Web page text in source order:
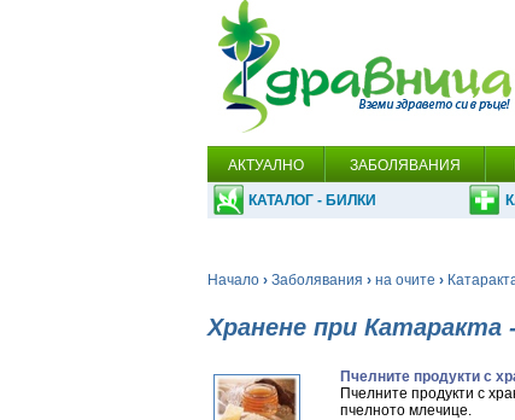
АКТУАЛНО ЗАБОЛЯВАНИЯ
КАТАЛОГ - БИЛКИ
Начало › Заболявания › на очите ›
Хранене при Катаракта
Пчелните продукти с
Пчелните продукти с
пчелното млечице.